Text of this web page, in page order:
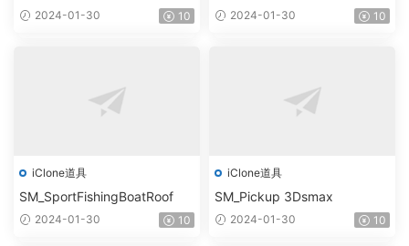
2024-01-30 10 2024-01-30 10
iClone道具
SM_SportFishingBoatRoof
2024-01-30 10
iClone道具
SM_Pickup 3Dsmax
2024-01-30 10